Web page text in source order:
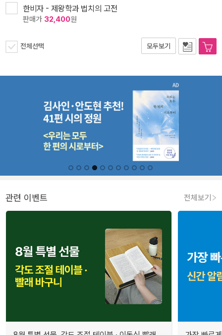
한비자 - 제왕학과 법치의 고전
판매가 32,400원
전체선택 모두보기
관련 이벤트 전체보기